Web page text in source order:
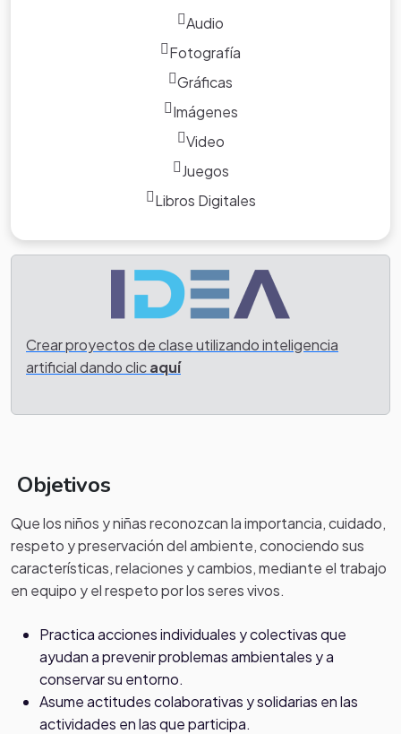
Audio
Fotografía
Gráficas
Imágenes
Video
Juegos
Libros Digitales
Crear proyectos de clase utilizando inteligencia
artificial dando clicaquí
Objetivos
Que los niños y niñas reconozcan la importancia, cuidado,
respeto y preservación del ambiente, conociendo sus
características, relaciones y cambios, mediante el trabajo
en equipo y el respeto por los seres vivos.
Practica acciones individuales y colectivas que
ayudan a prevenir problemas ambientales y a
conservar su entorno.
Asume actitudes colaborativas y solidarias en las
actividades en las que participa.